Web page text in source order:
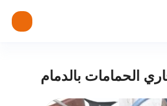
الحمامات بالدمام